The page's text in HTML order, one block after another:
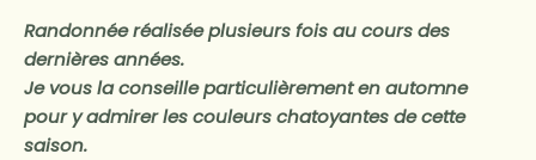
Randonnée réalisée plusieurs fois au cours des
dernières années.
Je vous la conseille particulièrement en automne
pour y admirer les couleurs chatoyantes de cette
saison.